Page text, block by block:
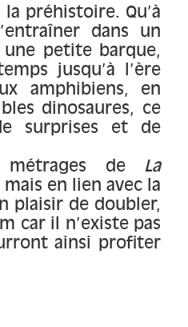
préhistoire. Qu’à
dans un
une petite barque,
jusqu’à l’ère
amphibiens, en
dinosaures, ce
surprises et de
métrages de La
en lien avec la
plaisir de doubler,
car il n’existe pas
ainsi profiter